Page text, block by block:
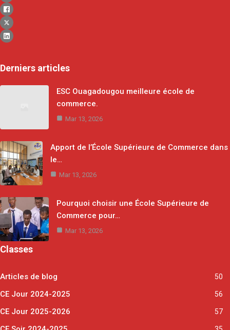
Derniers articles
ESC Ouagadougou meilleure école de
commerce.
Mar 13, 2026
Apport de l’École Supérieure de Commerce dans
le…
Mar 13, 2026
Pourquoi choisir une École Supérieure de
Commerce pour…
Mar 13, 2026
Classes
Articles de blog 50
CE Jour 2024-2025 56
CE Jour 2025-2026 57